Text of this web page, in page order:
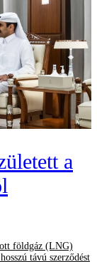
a
földgáz (LNG)
távú szerződést